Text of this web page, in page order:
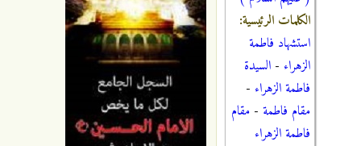
الكلمات الرئيسية:
استشهاد فاطمة
الزهراء - السيدة
فاطمة الزهراء -
مقام فاطمة - مقام
فاطمة الزهراء